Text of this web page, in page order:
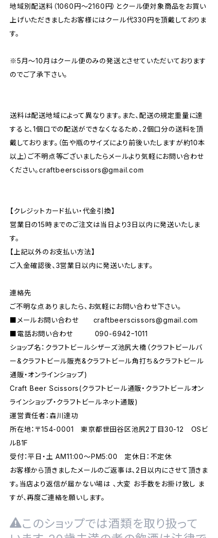
地域別配送料（1060円～2160円）とクール便対象商品をお買い
上げいただきましたお客様にはクール代330円を頂戴しておりま
す。
※5月～10月はクール便のみの発送とさせていただいております
のでご了承下さい。
送料は配送地域によって異なります。また、配送の規定重量に達
すると、1個口での配送ができなくなるため、2個口分の送料を頂
戴しております。（缶や瓶のサイズにより前後いたしますが約10本
以上）ご不明点等ございましたらメールより気軽にお問い合わせ
ください。craftbeerscissors@gmail.com
【クレジットカード払い・代金引換】
営業日の15時までのご注文は当日より3日以内に発送いたしま
す。
【上記以外のお支払い方法】
ご入金確認後、3営業日以内に発送いたします。
連絡先
ご不明な点ありましたら、お気軽にお問い合わせ下さい。
■メールお問い合わせ craftbeerscissors@gmail.com
■電話お問い合わせ 090-6942ｰ1011
ショップ名：クラフトビールシザーズ池尻大橋（クラフトビールバ
ー&クラフトビール販売&クラフトビール角打ち＆クラフトビール
通販・オンラインショップ)
Craft Beer Scissors(クラフトビール通販・クラフトビールオン
ラインショップ・クラフトビールネット通販)
運営責任者：森川達功
所在地：〒154-0001 東京都世田谷区池尻2丁目30-12 OSビ
ルB1F
受付：平日・土 AM11:00～PM5:00 定休日：不定休
お客様から頂きましたメールのご返事は、2日以内にさせて頂きま
す。当店より返信が届かない場は 、大変 お手数をお掛け致し ま
すが、再度ご連絡を願いします。
このショップでは酒類を取り扱って